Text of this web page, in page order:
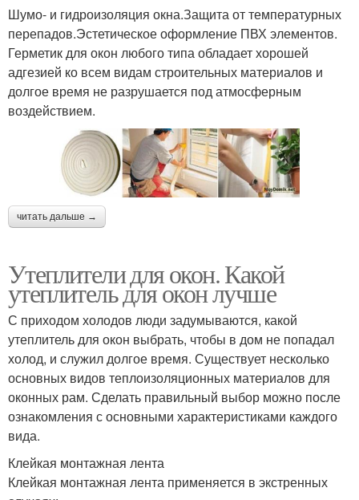
Шумо- и гидроизоляция окна.Защита от температурных
перепадов.Эстетическое оформление ПВХ элементов.
Герметик для окон любого типа обладает хорошей
адгезией ко всем видам строительных материалов и
долгое время не разрушается под атмосферным
воздействием.
читать дальше →
Утеплители для окон. Какой
утеплитель для окон лучше
С приходом холодов люди задумываются, какой
утеплитель для окон выбрать, чтобы в дом не попадал
холод, и служил долгое время. Существует несколько
основных видов теплоизоляционных материалов для
оконных рам. Сделать правильный выбор можно после
ознакомления с основными характеристиками каждого
вида.
Клейкая монтажная лента
Клейкая монтажная лента применяется в экстренных